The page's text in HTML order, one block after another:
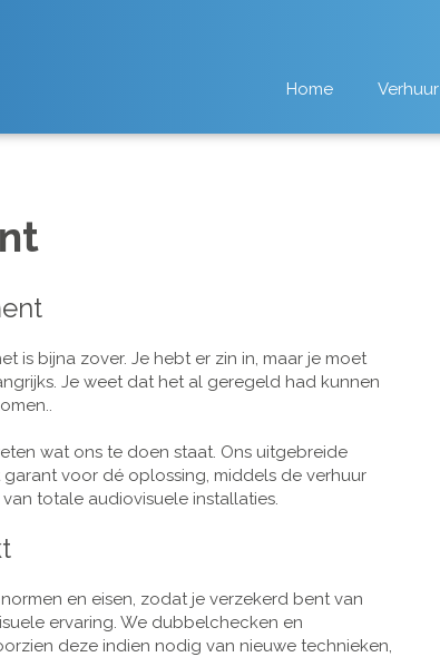
Home Verhuur
is bijna zover. Je hebt er zin in, maar je moet
Je weet dat het al geregeld had kunnen
wat ons te doen staat. Ons uitgebreide
voor dé oplossing, middels de verhuur
totale audiovisuele installaties.
en eisen, zodat je verzekerd bent van
ervaring. We dubbelchecken en
deze indien nodig van nieuwe technieken,